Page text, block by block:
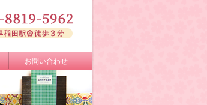
お問い合わせ